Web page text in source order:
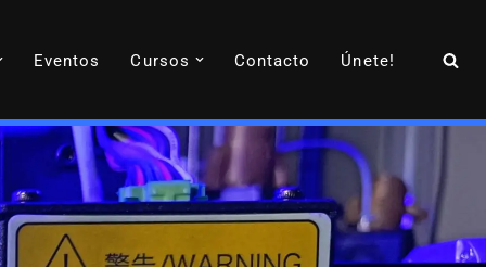
Eventos Cursos Contacto Únete!